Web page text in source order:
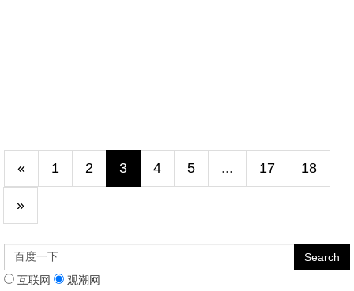
« 1 2 3 4 5 ... 17 18
»
互联网 观潮网